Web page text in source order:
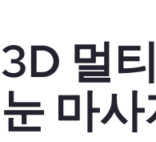
3D 멀
눈 마